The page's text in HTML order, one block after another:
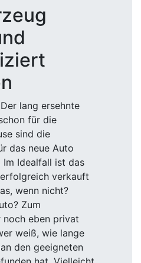
lang ersehnte
für die
sind die
das neue Auto
Idealfall ist das
verkauft
wenn nicht?
Zum
eben privat
weiß, wie lange
den geeigneten